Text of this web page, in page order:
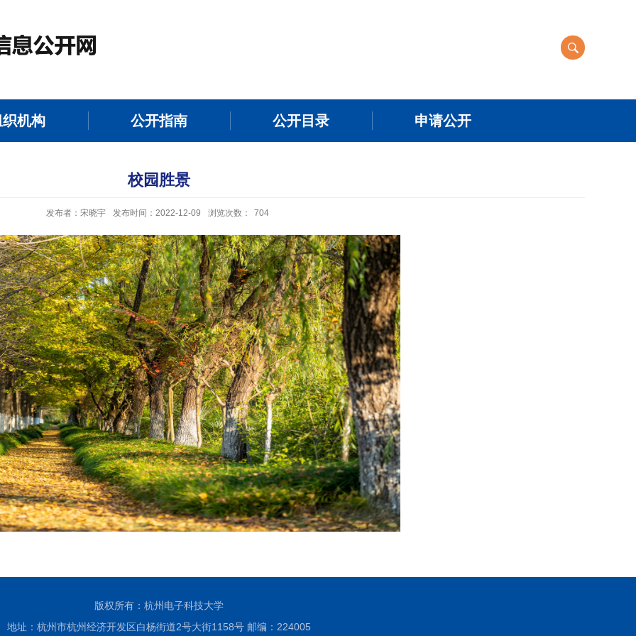
织机构 公开指南 公开目录 申请公开
校园胜景
发布者：宋晓宇 发布时间：2022-12-09 浏览次数： 704
版权所有：杭州电子科技大学
地址：杭州市杭州经济开发区白杨街道2号大街1158号 邮编：224005